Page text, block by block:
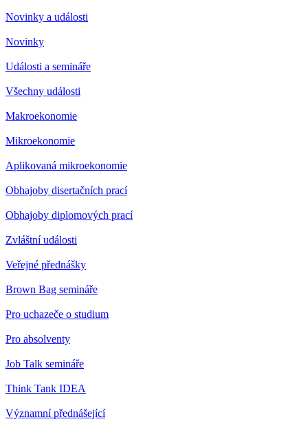
Novinky a události
Novinky
Události a semináře
Všechny události
Makroekonomie
Mikroekonomie
Aplikovaná mikroekonomie
Obhajoby disertačních prací
Obhajoby diplomových prací
Zvláštní události
Veřejné přednášky
Brown Bag semináře
Pro uchazeče o studium
Pro absolventy
Job Talk semináře
Think Tank IDEA
Významní přednášející